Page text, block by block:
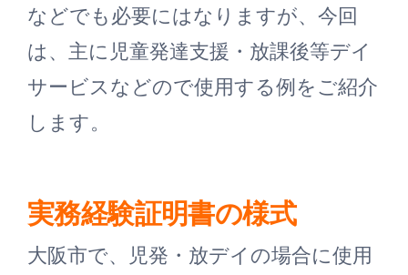
などでも必要にはなりますが、今回
は、主に児童発達支援・放課後等デイ
サービスなどので使用する例をご紹介
します。
実務経験証明書の様式
大阪市で、児発・放デイの場合に使用